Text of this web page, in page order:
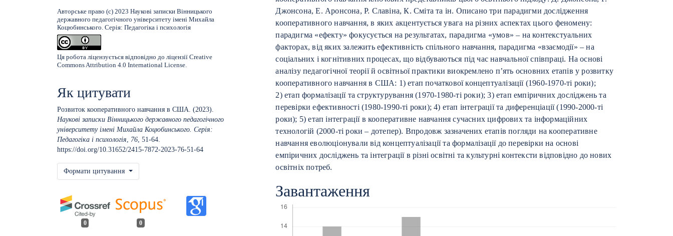
Авторське право (c) 2023 Наукові записки Вінницького
державного педагогічного університету імені Михайла
Коцюбинського. Серія: Педагогіка і психологія
Ця робота ліцензується відповідно до ліцензії Creative
Commons Attribution 4.0 International License.
Як цитувати
Розвиток кооперативного навчання в США. (2023).
Наукові записки Вінницького державного педагогічного
університету імені Михайла Коцюбинського. Серія:
Педагогіка і психологія, 76, 51-64.
https://doi.org/10.31652/2415-7872-2023-76-51-64
Формати цитування
0 0
Джонсона, Е. Аронсона, Р. Славіна, К. Сміта та ін. Описано три парадигми дослідження
кооперативного навчання, в яких акцентується увага на різних аспектах цього феномену:
парадигма «ефекту» фокусується на результатах, парадигма «умов» – на контекстуальних
факторах, від яких залежить ефективність спільного навчання, парадигма «взаємодії» – на
соціальних і когнітивних процесах, що відбуваються під час навчальної співпраці. На основі
аналізу педагогічної теорії й освітньої практики виокремлено п’ять основних етапів у розвитку
кооперативного навчання в США: 1) етап початкової концептуалізації (1960-1970-ті роки);
2) етап формалізації та структурування (1970-1980-ті роки); 3) етап емпіричних досліджень та
перевірки ефективності (1980-1990-ті роки); 4) етап інтеграції та диференціації (1990-2000-ті
роки); 5) етап інтеграції в кооперативне навчання сучасних цифрових та інформаційних
технологій (2000-ті роки – дотепер). Впродовж зазначених етапів погляди на кооперативне
навчання еволюціонували від концептуалізації та формалізації до перевірки на основі
емпіричних досліджень та інтеграції в різні освітні та культурні контексти відповідно до нових
освітніх потреб.
Завантаження